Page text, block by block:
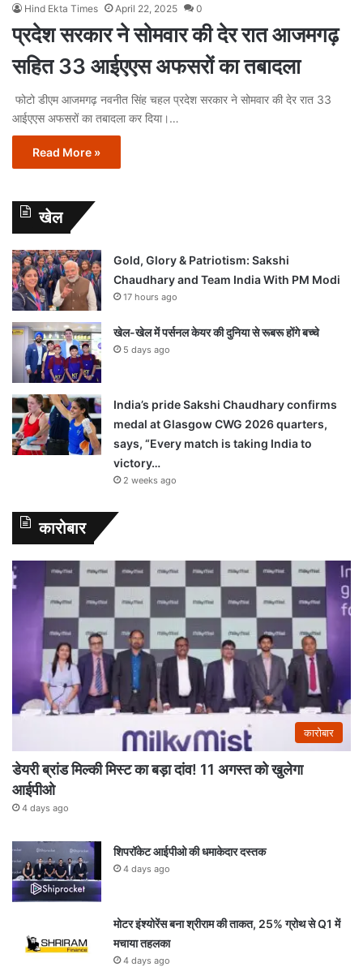
Hind Ekta Times April 22, 2025 0
प्रदेश सरकार ने सोमवार की देर रात आजमगढ़
सहित 33 आईएएस अफसरों का तबादला
फोटो डीएम आजमगढ़ नवनीत सिंह चहल प्रदेश सरकार ने सोमवार की देर रात 33
आईएएस अफसरों का तबादला कर दिया।…
Read More »
खेल
Gold, Glory & Patriotism: Sakshi
Chaudhary and Team India With PM Modi
17 hours ago
खेल-खेल में पर्सनल केयर की दुनिया से रूबरू होंगे बच्चे
5 days ago
India’s pride Sakshi Chaudhary confirms
medal at Glasgow CWG 2026 quarters,
says, “Every match is taking India to
victory…
2 weeks ago
कारोबार
कारोबार
डेयरी ब्रांड मिल्की मिस्ट का बड़ा दांव! 11 अगस्त को खुलेगा
आईपीओ
4 days ago
शिपरॉकेट आईपीओ की धमाकेदार दस्तक
4 days ago
मोटर इंश्योरेंस बना श्रीराम की ताकत, 25% ग्रोथ से Q1 में
मचाया तहलका
4 days ago